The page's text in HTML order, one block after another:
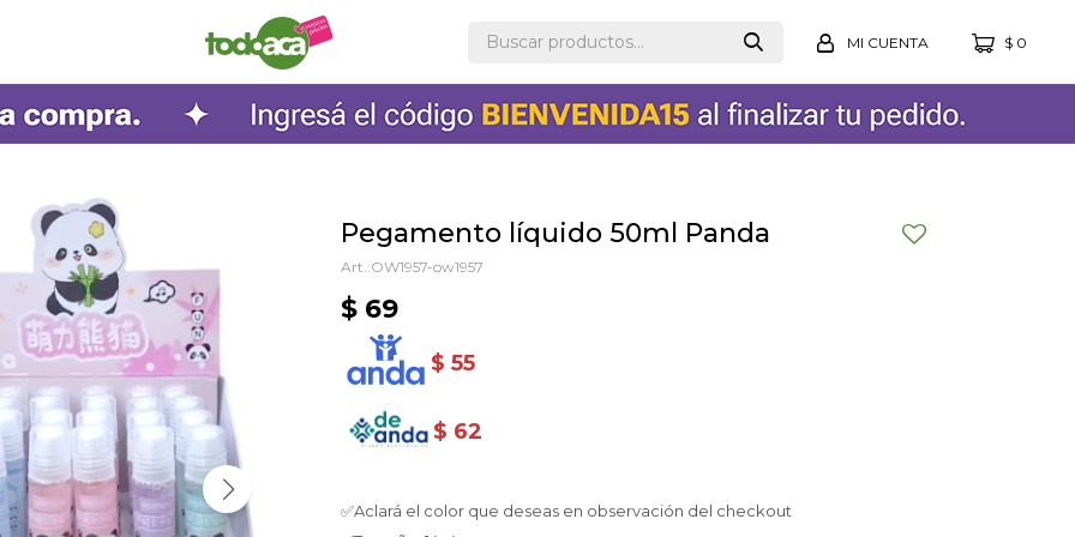
$ 0
Pegamento líquido 50ml Panda
OW1957-ow1957
$ 69
$ 55
$ 62
✅Aclará el color que deseas en observación del checkout